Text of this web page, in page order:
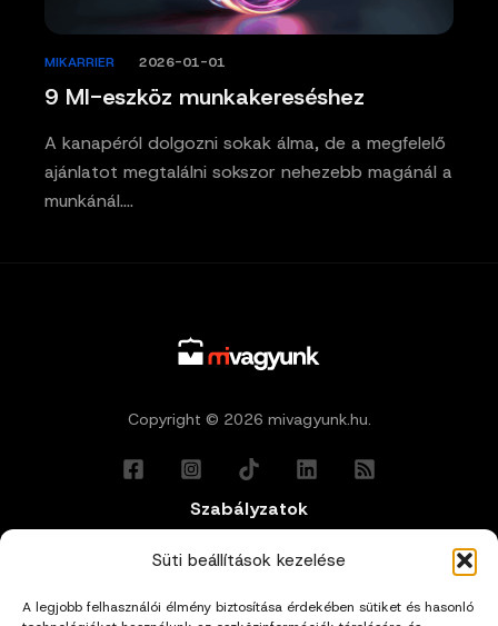
Süti beállítások kezelése
A legjobb felhasználói élmény biztosítása érdekében sütiket és hasonló
9 MI-eszköz munkakereséshez
MIKARRIER 2026-01-01
A kanapéról dolgozni sokak álma, de a megfelelő
ajánlatot megtalálni sokszor nehezebb magánál a
munkánál.…
Copyright © 2026 mivagyunk.hu.
Szabályzatok
Általános Felhasználási Feltételek
Adatkezelési Tájékoztató